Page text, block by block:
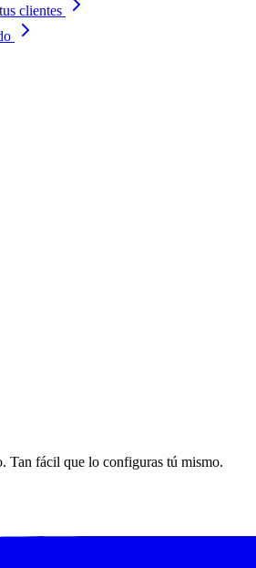
clientes
Tan fácil que lo configuras tú mismo.